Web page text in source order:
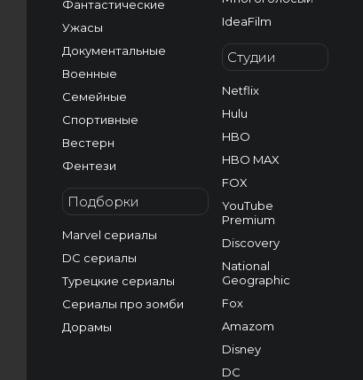
Фантастические
Ужасы
Документальные
Военные
Семейные
Спортивные
Вестерн
Фентези
Подборки
Marvel сериалы
DC сериалы
Турецкие сериалы
Сериалы про зомби
Дорамы
IdeaFilm
Студии
Netflix
Hulu
HBO
HBO MAX
FOX
YouTube
Premium
Discovery
National
Geographic
Fox
Amazom
Disney
DC